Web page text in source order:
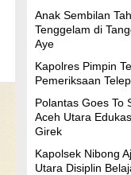
Anak Sembilan
Tenggelam di
Aye
Kapolres Pimpin
Pemeriksaan
Polantas Goes To
Aceh Utara
Girek
Kapolsek Nibong
Utara Disiplin